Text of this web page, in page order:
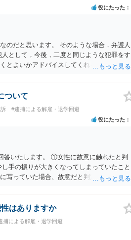
あるとされることはないのです。ですか
では，①～③に答えます。 ①について 腕の
，意図的に偶然を装うように触ったのか
重要です。酔っていてふらついていたので
の振り方も，そのときだけ偶然大きくなる
ることはないと思います。その雰囲気は，
大丈夫です。なお，故意は，主観面の話な
の話（故意を否認する話）が実際の状況と
んから，逮捕や呼出の可能性はないと思
提なので，期間も考えなくて大丈夫で
不安に襲われることがないように気をつけ
役にたった
のだと思います。 そのような場合，弁護人
として，今後，二度と同じような犯罪をす
とよいかアドバイスしてくれると思いま
て利用できる可能性があれば」と考えてい
弁護人の方と相談して書く内容を打ち合わ
ので，弁護人の方と相談してみましょう。
ついて
#逮捕による解雇・退学回避
役にたった
答いたします。 ①女性に故意に触れたと判
手の振りが大きくなってしまっていたこと
写っていた場合、故意だと判定されやすい
、逮捕、呼び出しされる可能性はどれほど
場で女性等のアクションが無かったことか
ょうか？ 逮捕や呼び出しの可能性は極めて
はありますか
捕による解雇・退学回避